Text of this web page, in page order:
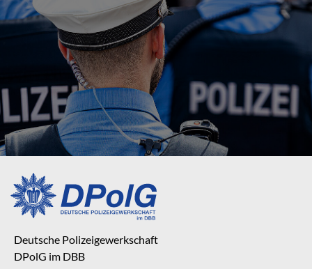
Deutsche Polizeigewerkschaft
DPolG im DBB